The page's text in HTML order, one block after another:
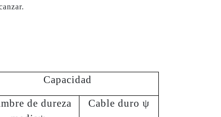
Capacidad
de dureza
Cable duro ψ